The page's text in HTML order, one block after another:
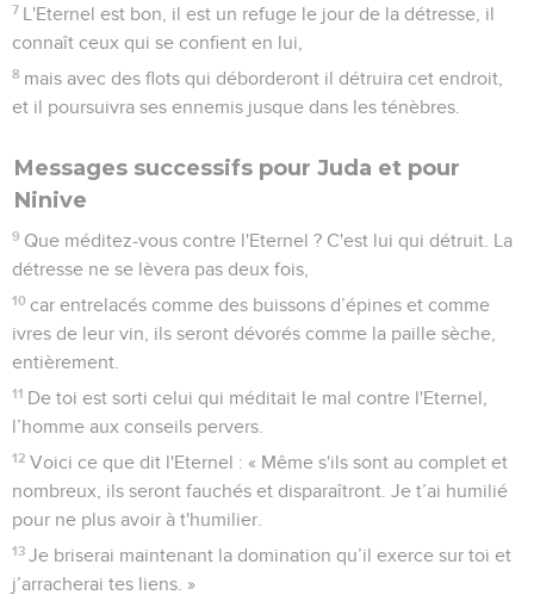
7 L'Eternel est bon, il est un refuge le jour de la détresse, il
connaît ceux qui se confient en lui,
8 mais avec des flots qui déborderont il détruira cet endroit,
et il poursuivra ses ennemis jusque dans les ténèbres.
Messages successifs pour Juda et pour
Ninive
9 Que méditez-vous contre l'Eternel ? C'est lui qui détruit. La
détresse ne se lèvera pas deux fois,
10 car entrelacés comme des buissons d’épines et comme
ivres de leur vin, ils seront dévorés comme la paille sèche,
entièrement.
11 De toi est sorti celui qui méditait le mal contre l'Eternel,
l’homme aux conseils pervers.
12 Voici ce que dit l'Eternel : « Même s'ils sont au complet et
nombreux, ils seront fauchés et disparaîtront. Je t’ai humilié
pour ne plus avoir à t'humilier.
13 Je briserai maintenant la domination qu’il exerce sur toi et
j’arracherai tes liens. »